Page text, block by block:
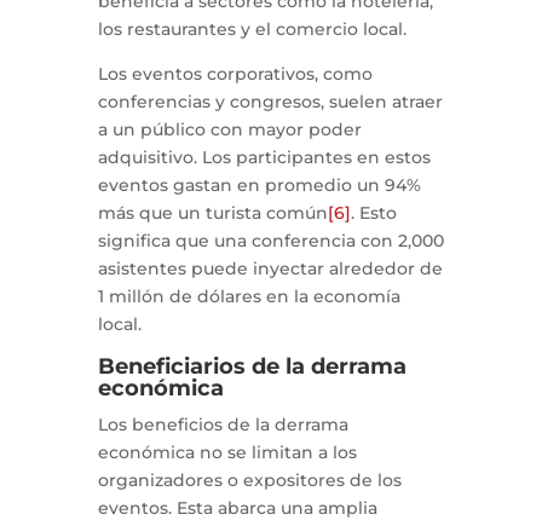
los restaurantes y el comercio local.
Los eventos corporativos, como
conferencias y congresos, suelen atraer
a un público con mayor poder
adquisitivo. Los participantes en estos
eventos gastan en promedio un 94%
más que un turista común[6]. Esto
significa que una conferencia con 2,000
asistentes puede inyectar alrededor de
1 millón de dólares en la economía
local.
Beneficiarios de la derrama
económica
Los beneficios de la derrama
económica no se limitan a los
organizadores o expositores de los
eventos. Esta abarca una amplia